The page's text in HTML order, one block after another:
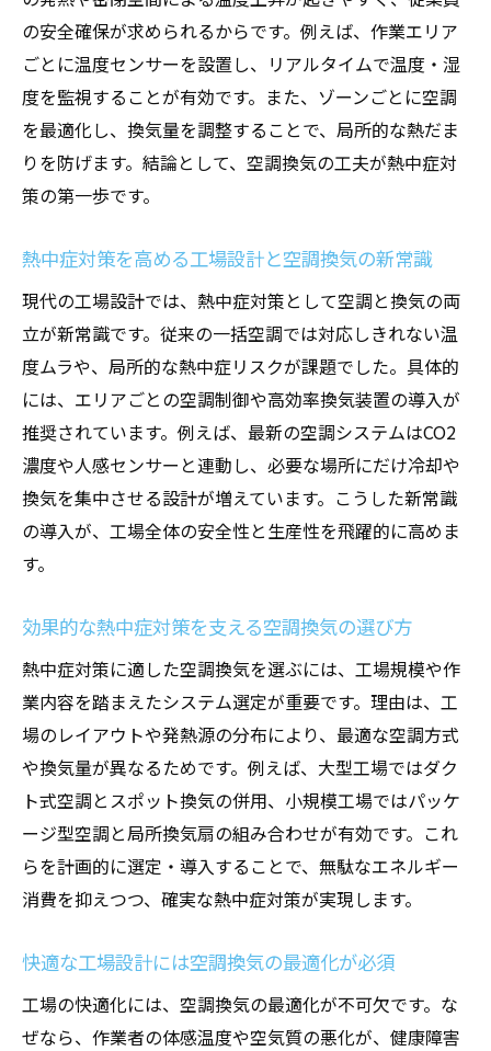
略
工場の生産性向上に直結する熱中症対策
生産ライン工場の熱中症対策が生産性を左
右する理由
空調換気の工夫で得られる生産性向上の効
果
最前線
生産ライン工場の空調換気で無理なく生産
性改善
実践的な熱中症対策が工場経営に与える影
響
空調換気を活用した工場の生産性向上事例
の安全確保が求められるからです。例えば、作業エリア
ごとに温度センサーを設置し、リアルタイムで温度・湿
度を監視することが有効です。また、ゾーンごとに空調
を最適化し、換気量を調整することで、局所的な熱だま
りを防げます。結論として、空調換気の工夫が熱中症対
策の第一歩です。
熱中症対策を高める工場設計と空調換気の新常識
現代の工場設計では、熱中症対策として空調と換気の両
立が新常識です。従来の一括空調では対応しきれない温
度ムラや、局所的な熱中症リスクが課題でした。具体的
には、エリアごとの空調制御や高効率換気装置の導入が
推奨されています。例えば、最新の空調システムはCO2
濃度や人感センサーと連動し、必要な場所にだけ冷却や
換気を集中させる設計が増えています。こうした新常識
の導入が、工場全体の安全性と生産性を飛躍的に高めま
す。
効果的な熱中症対策を支える空調換気の選び方
熱中症対策に適した空調換気を選ぶには、工場規模や作
業内容を踏まえたシステム選定が重要です。理由は、工
場のレイアウトや発熱源の分布により、最適な空調方式
や換気量が異なるためです。例えば、大型工場ではダク
ト式空調とスポット換気の併用、小規模工場ではパッケ
ージ型空調と局所換気扇の組み合わせが有効です。これ
らを計画的に選定・導入することで、無駄なエネルギー
消費を抑えつつ、確実な熱中症対策が実現します。
快適な工場設計には空調換気の最適化が必須
工場の快適化には、空調換気の最適化が不可欠です。な
ぜなら、作業者の体感温度や空気質の悪化が、健康障害